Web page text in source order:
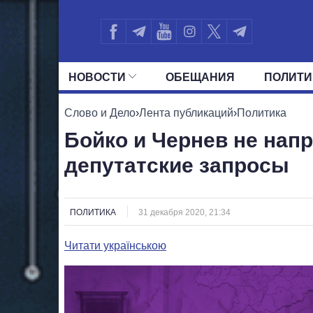
НОВОСТИ ОБЕЩАНИЯ
ВСЕ ПОЛИТИКИ ПРЕЗИДЕНТ И
Слово и Дело›Лента публикаций›Политика
Бойко и Чернев не
депутатские запросы
ПОЛИТИКА 31 декабря 2020, 21:34
Читати українською